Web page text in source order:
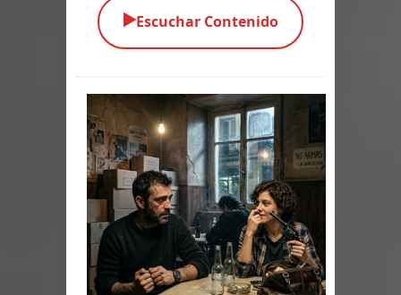
Parte 01: Escondido a Plena Luz
Parte 02: El Enemigo de mi Enemigo
Parte 06: Coletazos
Parte 05: Los Horrores del Infierno
▶️Escuchar Contenido